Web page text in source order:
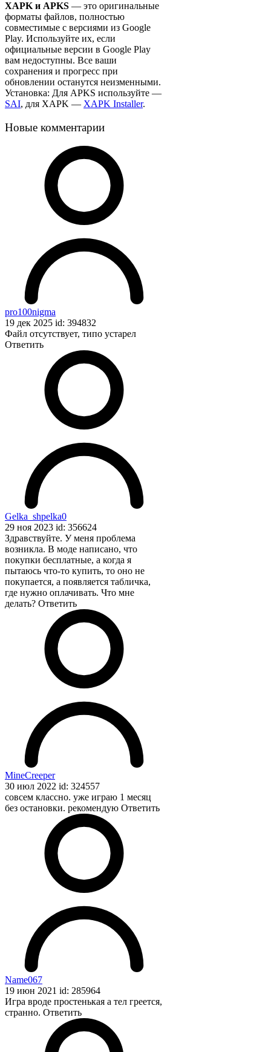
XAPK и APKS — это оригинальные
форматы файлов, полностью
совместимые с версиями из Google
Play. Используйте их, если
официальные версии в Google Play
вам недоступны. Все ваши
сохранения и прогресс при
обновлении останутся неизменными.
Установка: Для APKS используйте —
SAI, для XAPK — XAPK Installer.
Новые комментарии
pro100nigma
19 дек 2025 id: 394832
Файл отсутствует, типо устарел
Ответить
Gelka_shpelka0
29 ноя 2023 id: 356624
Здравствуйте. У меня проблема
возникла. В моде написано, что
покупки бесплатные, а когда я
пытаюсь что-то купить, то оно не
покупается, а появляется табличка,
где нужно оплачивать. Что мне
делать? Ответить
MineCreeper
30 июл 2022 id: 324557
совсем классно. уже играю 1 месяц
без остановки. рекомендую Ответить
Name067
19 июн 2021 id: 285964
Игра вроде простенькая а тел греется,
странно. Ответить